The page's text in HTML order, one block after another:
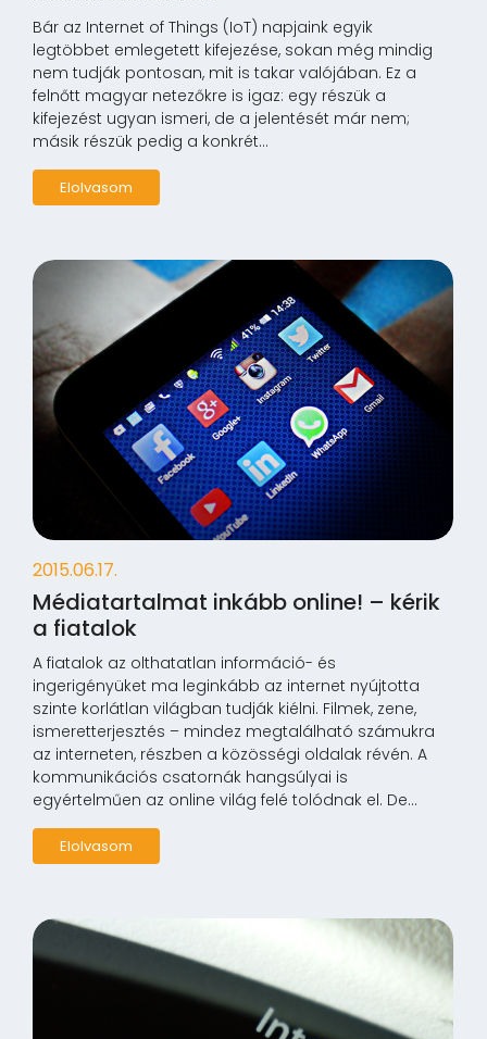
Bár az Internet of Things (IoT) napjaink egyik
legtöbbet emlegetett kifejezése, sokan még mindig
nem tudják pontosan, mit is takar valójában. Ez a
felnőtt magyar netezőkre is igaz: egy részük a
kifejezést ugyan ismeri, de a jelentését már nem;
másik részük pedig a konkrét...
Elolvasom
2015.06.17.
Médiatartalmat inkább online! – kérik
a fiatalok
A fiatalok az olthatatlan információ- és
ingerigényüket ma leginkább az internet nyújtotta
szinte korlátlan világban tudják kiélni. Filmek, zene,
ismeretterjesztés – mindez megtalálható számukra
az interneten, részben a közösségi oldalak révén. A
kommunikációs csatornák hangsúlyai is
egyértelműen az online világ felé tolódnak el. De...
Elolvasom